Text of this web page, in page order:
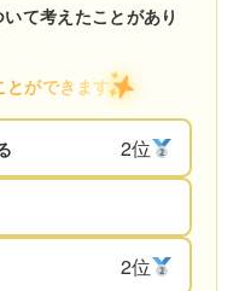
て考えたことがあり
とができます
2位
2位